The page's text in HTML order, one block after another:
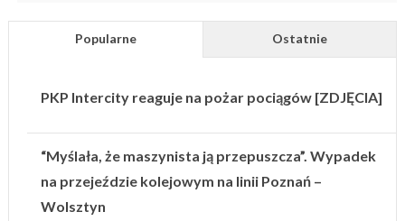
Popularne Ostatnie
PKP Intercity reaguje na pożar pociągów [ZDJĘCIA]
“Myślała, że maszynista ją przepuszcza”. Wypadek
na przejeździe kolejowym na linii Poznań –
Wolsztyn